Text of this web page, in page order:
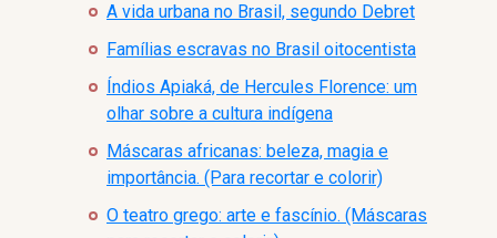
A vida urbana no Brasil, segundo Debret
Famílias escravas no Brasil oitocentista
Índios Apiaká, de Hercules Florence: um
olhar sobre a cultura indígena
Máscaras africanas: beleza, magia e
importância. (Para recortar e colorir)
O teatro grego: arte e fascínio. (Máscaras